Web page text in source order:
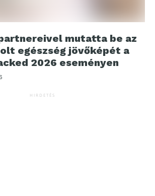
mutatta be az
egészség jövőképét a
2026 eseményen
HIRDETÉS